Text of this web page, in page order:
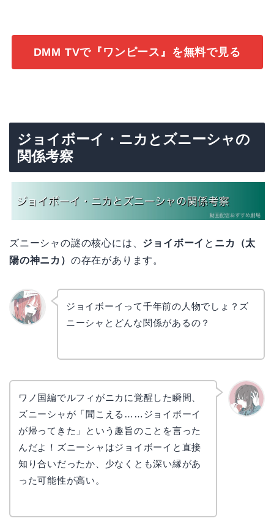
DMM TVで『ワンピース』を無料で見る
ジョイボーイ・ニカとズニーシャの
関係考察
ズニーシャの謎の核心には、 ジョイボーイ と ニカ（太
陽の神ニカ） の存在があります。
ジョイボーイって千年前の人物でしょ？ズ
ニーシャとどんな関係があるの？
ワノ国編でルフィがニカに覚醒した瞬間、
ズニーシャが「聞こえる……ジョイボーイ
が帰ってきた」という趣旨のことを言った
んだよ！ズニーシャはジョイボーイと直接
知り合いだったか、少なくとも深い縁があ
った可能性が高い。